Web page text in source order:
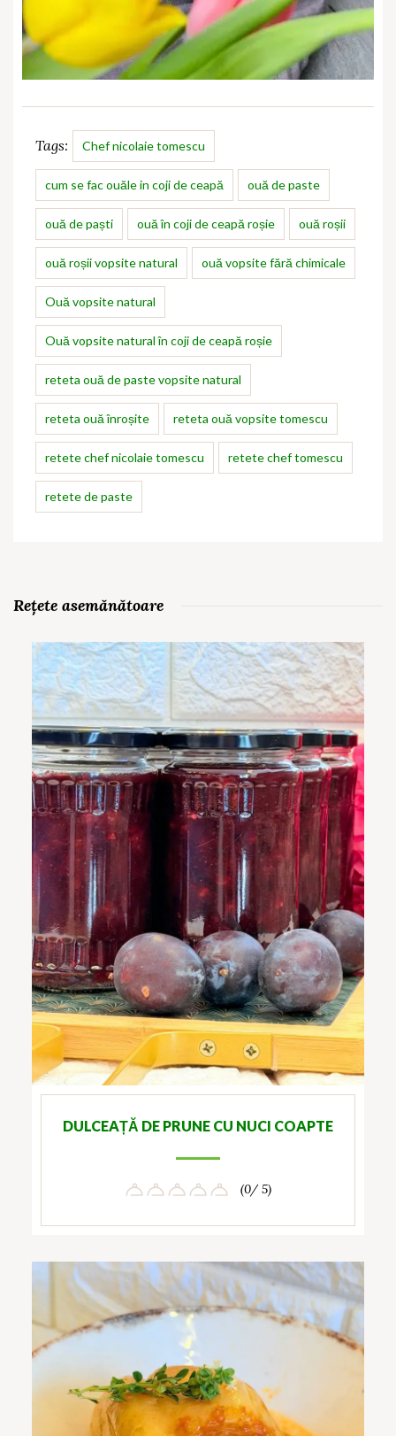
Tags: Chef nicolaie tomescu
cum se fac ouăle in coji de ceapă ouă de paste
ouă de paști ouă în coji de ceapă roșie ouă roșii
ouă roșii vopsite natural ouă vopsite fără chimicale
Ouă vopsite natural
Ouă vopsite natural în coji de ceapă roșie
reteta ouă de paste vopsite natural
reteta ouă înroșite reteta ouă vopsite tomescu
retete chef nicolaie tomescu retete chef tomescu
retete de paste
Rețete asemănătoare
DULCEAȚĂ DE PRUNE CU NUCI COAPTE
(0/ 5)